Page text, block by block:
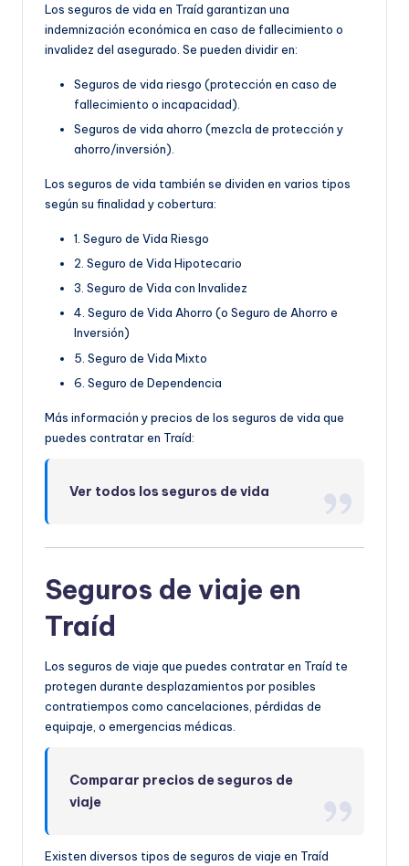
Los seguros de vida en Traíd garantizan una
indemnización económica en caso de fallecimiento o
invalidez del asegurado. Se pueden dividir en:
Seguros de vida riesgo (protección en caso de
fallecimiento o incapacidad).
Seguros de vida ahorro (mezcla de protección y
ahorro/inversión).
Los seguros de vida también se dividen en varios tipos
según su finalidad y cobertura:
1. Seguro de Vida Riesgo
2. Seguro de Vida Hipotecario
3. Seguro de Vida con Invalidez
4. Seguro de Vida Ahorro (o Seguro de Ahorro e
Inversión)
5. Seguro de Vida Mixto
6. Seguro de Dependencia
Más información y precios de los seguros de vida que
puedes contratar en Traíd:
Ver todos los seguros de vida
Seguros de viaje en
Traíd
Los seguros de viaje que puedes contratar en Traíd te
protegen durante desplazamientos por posibles
contratiempos como cancelaciones, pérdidas de
equipaje, o emergencias médicas.
Comparar precios de seguros de
viaje
Existen diversos tipos de seguros de viaje en Traíd